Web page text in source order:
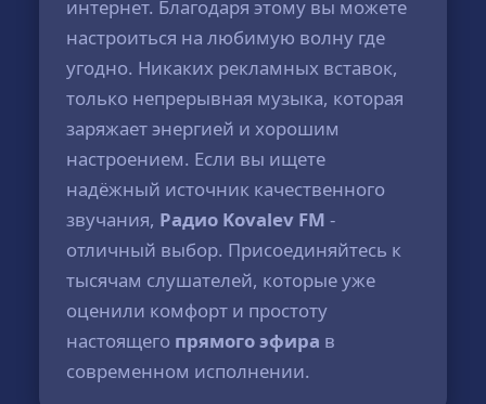
интернет. Благодаря этому вы можете
настроиться на любимую волну где
угодно. Никаких рекламных вставок,
только непрерывная музыка, которая
заряжает энергией и хорошим
настроением. Если вы ищете
надёжный источник качественного
звучания, Радио Kovalev FM -
отличный выбор. Присоединяйтесь к
тысячам слушателей, которые уже
оценили комфорт и простоту
настоящего прямого эфира в
современном исполнении.